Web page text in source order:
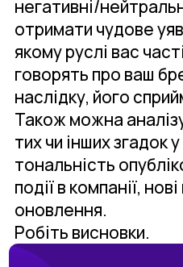
негативні/
отримати чудове
якому руслі вас
говорять про ваш
наслідку, його
Також можна
тих чи інших згадок
тональність
події в компанії,
оновлення.
Робіть висновки.